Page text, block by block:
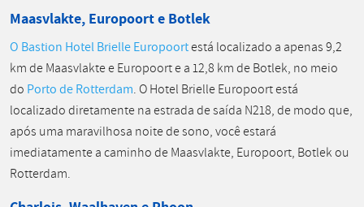
Maasvlakte, Europoort e Botlek
O Bastion Hotel Brielle Europoortestá localizado a apenas 9,2
km de Maasvlakte e Europoort e a 12,8 km de Botlek, no meio
do Porto de Rotterdam. O Hotel Brielle Europoort está
localizado diretamente na estrada de saída N218, de modo que,
após uma maravilhosa noite de sono, você estará
imediatamente a caminho de Maasvlakte, Europoort, Botlek ou
Rotterdam.